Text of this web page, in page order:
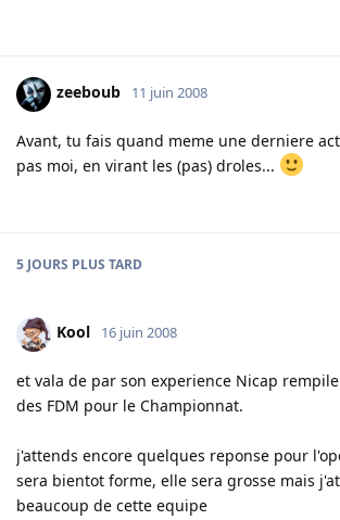
zeeboub 11 juin 2008
Avant, tu fais quand meme une derniere
pas moi, en virant les (pas) droles...
5 JOURS PLUS TARD
Kool 16 juin 2008
et vala de par son experience Nicap
des FDM pour le Championnat.
j'attends encore quelques reponse pour
sera bientot forme, elle sera grosse mais
beaucoup de cette equipe